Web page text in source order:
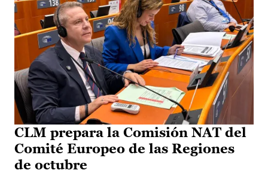
CLM prepara la Comisión NAT del
Comité Europeo de las Regiones
de octubre